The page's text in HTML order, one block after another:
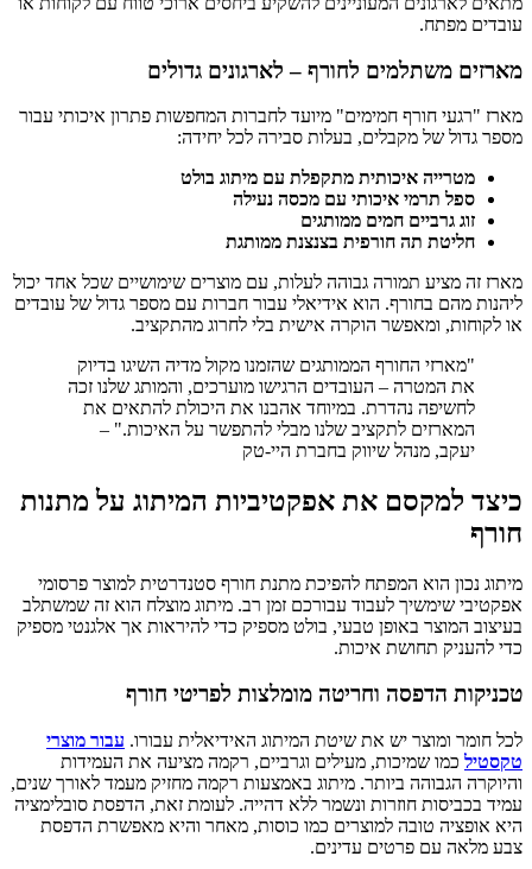
עובדים מפתח.
מארזים משתלמים לחורף – לארגונים גדולים
מארז "רגעי חורף חמימים" מיועד לחברות המחפשות פתרון איכותי עבור
מספר גדול של מקבלים, בעלות סבירה לכל יחידה:
מטרייה איכותית מתקפלת עם מיתוג בולט
ספל תרמי איכותי עם מכסה נעילה
זוג גרביים חמים ממותגים
חליטת תה חורפית בצנצנת ממותגת
מארז זה מציע תמורה גבוהה לעלות, עם מוצרים שימושיים שכל אחד יכול
ליהנות מהם בחורף. הוא אידיאלי עבור חברות עם מספר גדול של עובדים
או לקוחות, ומאפשר הוקרה אישית בלי לחרוג מהתקציב.
"מארזי החורף הממותגים שהזמנו מקול מדיה השיגו בדיוק
את המטרה – העובדים הרגישו מוערכים, והמותג שלנו זכה
לחשיפה נהדרת. במיוחד אהבנו את היכולת להתאים את
המארזים לתקציב שלנו מבלי להתפשר על האיכות." –
יעקב, מנהל שיווק בחברת היי-טק
כיצד למקסם את אפקטיביות המיתוג על מתנות
חורף
מיתוג נכון הוא המפתח להפיכת מתנת חורף סטנדרטית למוצר פרסומי
אפקטיבי שימשיך לעבוד עבורכם זמן רב. מיתוג מוצלח הוא זה שמשתלב
בעיצוב המוצר באופן טבעי, בולט מספיק כדי להיראות אך אלגנטי מספיק
כדי להעניק תחושת איכות.
טכניקות הדפסה וחריטה מומלצות לפריטי חורף
לכל חומר ומוצר יש את שיטת המיתוג האידיאלית עבורו. עבור מוצרי
טקסטיל כמו שמיכות, מעילים וגרביים, רקמה מציעה את העמידות
והיוקרה הגבוהה ביותר. מיתוג באמצעות רקמה מחזיק מעמד לאורך שנים,
עמיד בכביסות חוזרות ונשמר ללא דהייה. לעומת זאת, הדפסת סובלימציה
היא אופציה טובה למוצרים כמו כוסות, מאחר והיא מאפשרת הדפסת
צבע מלאה עם פרטים עדינים.